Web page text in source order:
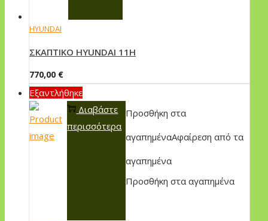
HYUNDAI
ΣKAΠTIKO HYUNDAI 11H
770,00 €
Εξαντλήθηκε
Διαβάστε
περισσότερα
Προσθήκη στα
αγαπημέναΑφαίρεση από τα
αγαπημένα
Προσθήκη στα αγαπημένα